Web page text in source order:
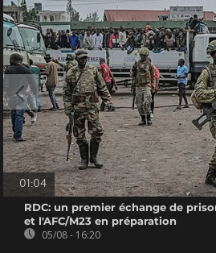
01:04
RDC: un premier échange de
et l'AFC/M23 en préparation
05/08 - 16:20